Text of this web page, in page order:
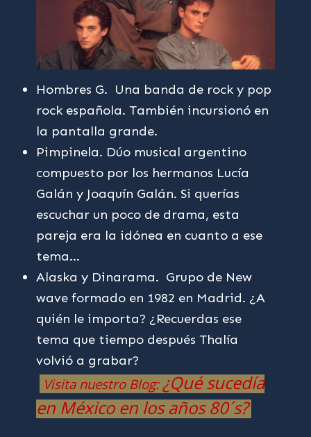
Hombres G. Una banda de rock y pop
rock española. También incursionó en
la pantalla grande.
Pimpinela. Dúo musical argentino
compuesto por los hermanos Lucía
Galán y Joaquín Galán. Si querías
escuchar un poco de drama, esta
pareja era la idónea en cuanto a ese
tema…
Alaska y Dinarama. Grupo de New
wave formado en 1982 en Madrid. ​¿A
quién le importa? ¿Recuerdas ese
tema que tiempo después Thalía
volvió a grabar?
Visita nuestro Blog:¿Qué sucedía
en México en los años 80´s?